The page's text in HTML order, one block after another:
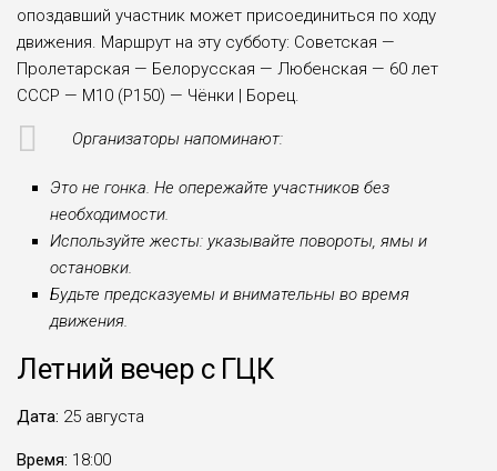
опоздавший участник может присоединиться по ходу
движения. Маршрут на эту субботу: Советская —
Пролетарская — Белорусская — Любенская — 60 лет
СССР — М10 (Р150) — Чёнки | Борец.
Организаторы напоминают:
Это не гонка. Не опережайте участников без
необходимости.
Используйте жесты: указывайте повороты, ямы и
остановки.
Будьте предсказуемы и внимательны во время
движения.
Летний вечер с ГЦК
Дата: 25 августа
Время: 18:00